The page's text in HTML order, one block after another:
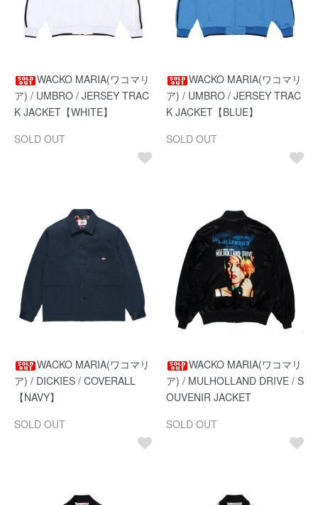
WACKO MARIA(ワコマリ
ア) / UMBRO / JERSEY TRAC
K JACKET【WHITE】
SOLD OUT
WACKO MARIA(ワコマリ
ア) / UMBRO / JERSEY TRAC
K JACKET【BLUE】
SOLD OUT
WACKO MARIA(ワコマリ
ア) / DICKIES / COVERALL
【NAVY】
SOLD OUT
WACKO MARIA(ワコマリ
ア) / MULHOLLAND DRIVE / S
OUVENIR JACKET
SOLD OUT